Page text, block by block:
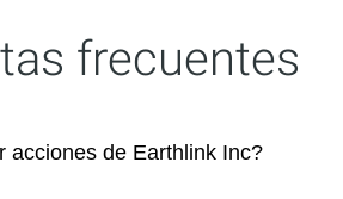
frecuentes
acciones de Earthlink Inc?